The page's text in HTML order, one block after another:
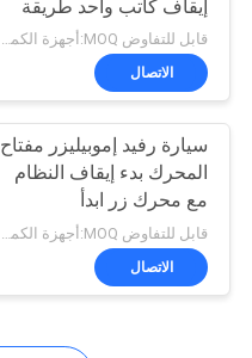
إيقاف كاتب واحد طريقة
نوع
قابل للتفاوض MOQ:أجهزة الكمبيوتر 1
الاتصال
سيارة رفيد إموبيليزر مفتاح
المحرك بدء إيقاف النظام
مع محرك زر ابدأ
قابل للتفاوض MOQ:أجهزة الكمبيوتر 1
الاتصال